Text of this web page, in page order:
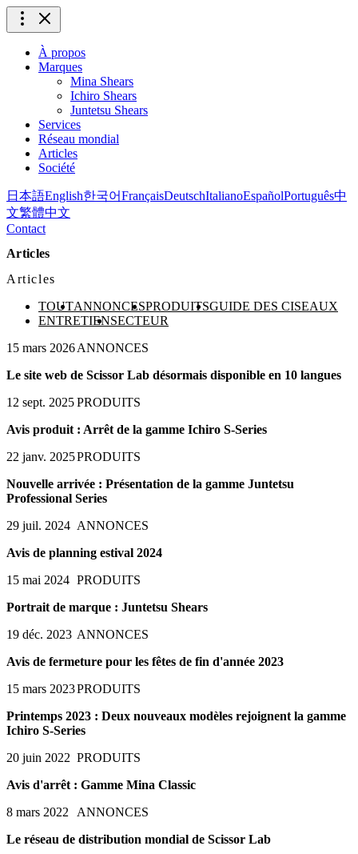
À propos
Marques
Mina Shears
Ichiro Shears
Juntetsu Shears
Services
Réseau mondial
Articles
Société
日本語English한국어FrançaisDeutschItalianoEspañolPortuguês中
文繁體中文
Contact
Articles
Articles
TOUTANNONCESPRODUITSGUIDE DES CISEAUX
ENTRETIENSECTEUR
15 mars 2026ANNONCES
Le site web de Scissor Lab désormais disponible en 10 langues
12 sept. 2025PRODUITS
Avis produit : Arrêt de la gamme Ichiro S-Series
22 janv. 2025PRODUITS
Nouvelle arrivée : Présentation de la gamme Juntetsu
Professional Series
29 juil. 2024 ANNONCES
Avis de planning estival 2024
15 mai 2024 PRODUITS
Portrait de marque : Juntetsu Shears
19 déc. 2023 ANNONCES
Avis de fermeture pour les fêtes de fin d'année 2023
15 mars 2023PRODUITS
Printemps 2023 : Deux nouveaux modèles rejoignent la gamme
Ichiro S-Series
20 juin 2022 PRODUITS
Avis d'arrêt : Gamme Mina Classic
8 mars 2022
ANNONCES
Le réseau de distribution mondial de Scissor Lab